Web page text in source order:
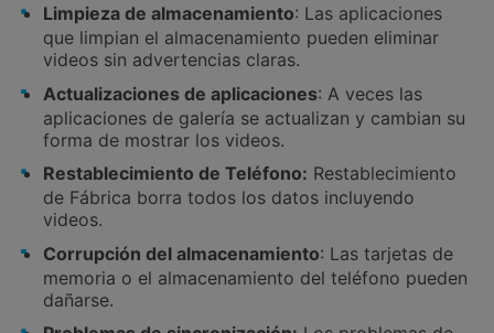
Limpieza de almacenamiento: Las aplicaciones
que limpian el almacenamiento pueden eliminar
videos sin advertencias claras.
Actualizaciones de aplicaciones: A veces las
aplicaciones de galería se actualizan y cambian su
forma de mostrar los videos.
Restablecimiento de Teléfono: Restablecimiento
de Fábrica borra todos los datos incluyendo
videos.
Corrupción del almacenamiento: Las tarjetas de
memoria o el almacenamiento del teléfono pueden
dañarse.